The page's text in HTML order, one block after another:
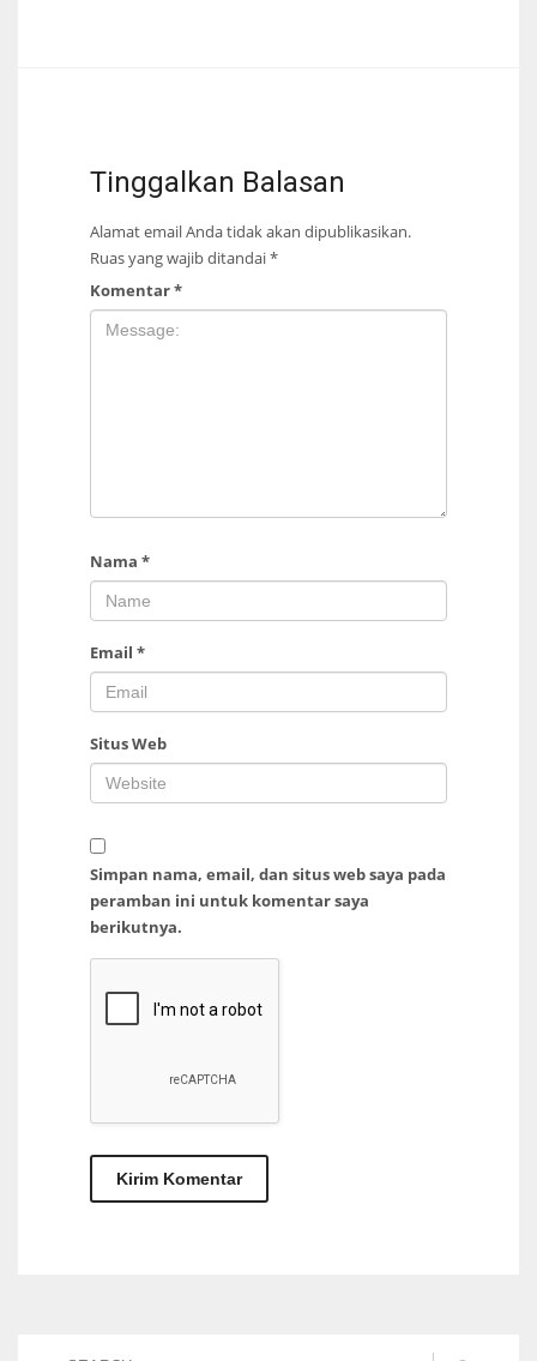
Tinggalkan Balasan
Alamat email Anda tidak akan dipublikasikan.
Ruas yang wajib ditandai*
Komentar*
Nama *
Email *
Situs Web
Simpan nama, email, dan situs web saya pada
peramban ini untuk komentar saya
berikutnya.